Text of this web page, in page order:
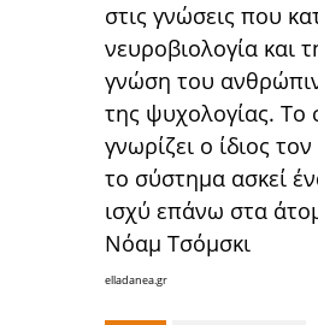
στις γνώσεις που
νευροβιολογία και
γνώση του
της ψυχολογίας. Το
γνωρίζει ο ίδιος
το σύστημα ασκεί
ισχύ επάνω στα
Νόαμ Τσόμσκι
elladanea.gr